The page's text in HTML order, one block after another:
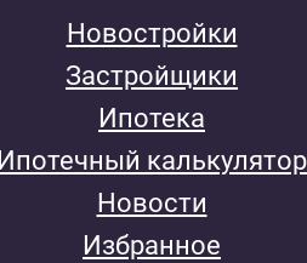
Новостройки
Застройщики
Ипотека
Ипотечный калькулятор
Новости
Избранное